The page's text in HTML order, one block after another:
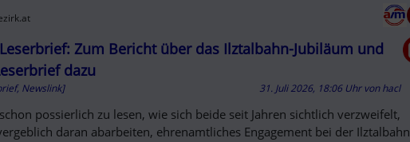
Zum Bericht über das Ilztalbahn-Jubiläum und
dazu
Newslink] 31. Juli 2026, 18:06 Uhr vonhacl
possierlich zu lesen, wie sich beide seit Jahren sichtlich verzweifelt,
daran abarbeiten, ehrenamtliches Engagement bei der Ilztalbahn